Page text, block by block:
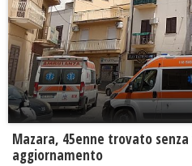
Mazara, 45enne trovato
aggiornamento